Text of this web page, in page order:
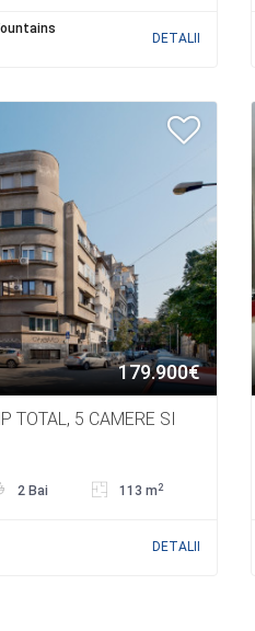
DETALII
179.900€
TOTAL, 5 CAMERE SI
2 Bai 113 m 2
DETALII